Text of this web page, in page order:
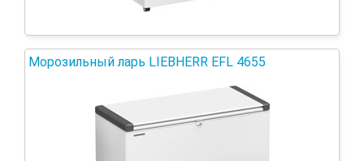
Морозильный ларь LIEBHERR EFL 4655